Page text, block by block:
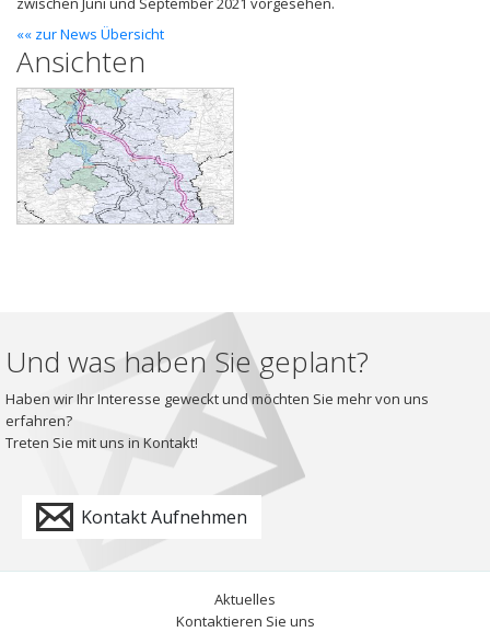
«« zur News Übersicht
Ansichten
Und was haben Sie geplant?
Haben wir Ihr Interesse geweckt und möchten Sie mehr von uns
erfahren?
Treten Sie mit uns in Kontakt!
Kontakt Aufnehmen
Aktuelles
Kontaktieren Sie uns